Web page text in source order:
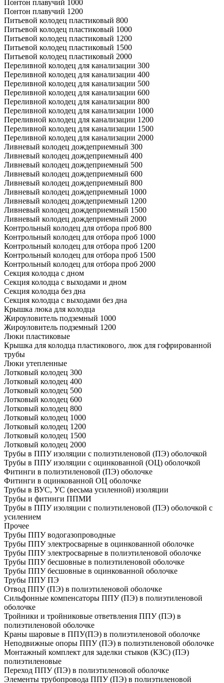
Понтон плавучий 1000
Понтон плавучий 1200
Питьевой колодец пластиковый 800
Питьевой колодец пластиковый 1000
Питьевой колодец пластиковый 1200
Питьевой колодец пластиковый 1500
Питьевой колодец пластиковый 2000
Переливной колодец для канализации 300
Переливной колодец для канализации 400
Переливной колодец для канализации 500
Переливной колодец для канализации 600
Переливной колодец для канализации 800
Переливной колодец для канализации 1000
Переливной колодец для канализации 1200
Переливной колодец для канализации 1500
Переливной колодец для канализации 2000
Ливневый колодец дождеприемный 300
Ливневый колодец дождеприемный 400
Ливневый колодец дождеприемный 500
Ливневый колодец дождеприемный 600
Ливневый колодец дождеприемный 800
Ливневый колодец дождеприемный 1000
Ливневый колодец дождеприемный 1200
Ливневый колодец дождеприемный 1500
Ливневый колодец дождеприемный 2000
Контрольный колодец для отбора проб 800
Контрольный колодец для отбора проб 1000
Контрольный колодец для отбора проб 1200
Контрольный колодец для отбора проб 1500
Контрольный колодец для отбора проб 2000
Секция колодца с дном
Секция колодца с выходами и дном
Секция колодца без дна
Секция колодца с выходами без дна
Крышка люка для колодца
Жироуловитель подземный 1000
Жироуловитель подземный 1200
Люки пластиковые
Крышка для колодца пластикового, люк для гофрированной
трубы
Люки утепленные
Лотковый колодец 300
Лотковый колодец 400
Лотковый колодец 500
Лотковый колодец 600
Лотковый колодец 800
Лотковый колодец 1000
Лотковый колодец 1200
Лотковый колодец 1500
Лотковый колодец 2000
Трубы в ППУ изоляции с полиэтиленовой (ПЭ) оболочкой
Трубы в ППУ изоляции с оцинкованной (ОЦ) оболочкой
Фитинги в полиэтиленовой (ПЭ) оболочке
Фитинги в оцинкованной ОЦ оболочке
Трубы в ВУС, УС (весьма усиленной) изоляции
Трубы и фитинги ППМИ
Трубы в ППУ изоляции с полиэтиленовой (ПЭ) оболочкой с
усилением
Прочее
Трубы ППУ водогазопроводные
Трубы ППУ электросварные в оцинкованной оболочке
Трубы ППУ электросварные в полиэтиленовой оболочке
Трубы ППУ бесшовные в полиэтиленовой оболочке
Трубы ППУ бесшовные в оцинкованной оболочке
Трубы ППУ ПЭ
Отвод ППУ (ПЭ) в полиэтиленовой оболочке
Сильфонные компенсаторы ППУ (ПЭ) в полиэтиленовой
оболочке
Тройники и тройниковые ответвления ППУ (ПЭ) в
полиэтиленовой оболочке
Краны шаровые в ППУ(ПЭ) в полиэтиленовой оболочке
Неподвижные опоры ППУ (ПЭ) в полиэтиленовой оболочке
Монтажный комплект для заделки стыков (КЗС) (ПЭ)
полиэтиленовые
Переход ППУ (ПЭ) в полиэтиленовой оболочке
Элементы трубопровода ППУ (ПЭ) в полиэтиленовой